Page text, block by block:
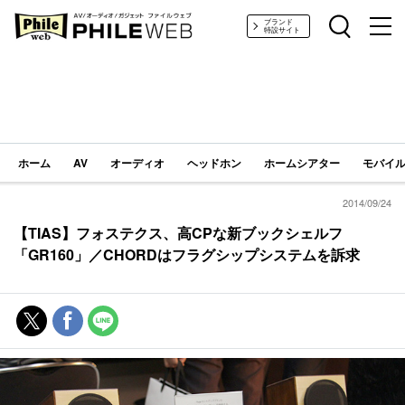
PHILE WEB｜AV/オーディオ/ガジェットブランド
特設サイト
ホーム AV オーディオ ヘッドホン ホームシアター モバイ
2014/09/24
【TIAS】フォステクス、高CPな新ブックシェルフ
「GR160」／CHORDはフラグシップシステムを訴求